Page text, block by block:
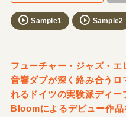
Sample1 Sample2
フューチャー・ジャズ・
音響ダブが深く絡み合う
れるドイツの実験派ディ
Bloomによるデビュー作